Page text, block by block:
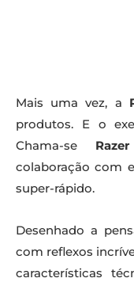
Mais uma vez, a
produtos. E o
Chama-se
colaboração com
super-rápido.
Desenhado a
com reflexos
características